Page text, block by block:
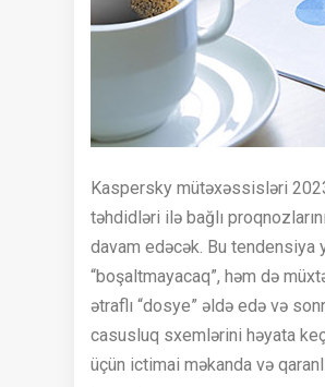
Kaspersky mütəxəssisləri
təhdidləri ilə bağlı
davam edəcək. Bu tendensiya
“boşaltmayacaq”, həm də
ətraflı “dosye” əldə edə və
casusluq sxemlərini həyata
üçün ictimai məkanda və